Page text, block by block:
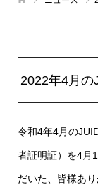
2022年4月の
令和4年4月の
者証明証）を4月
だいた、皆様あり